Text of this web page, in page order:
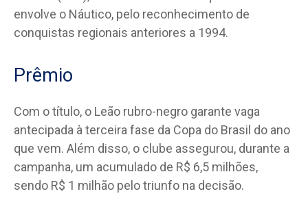
envolve o Náutico, pelo reconhecimento de
conquistas regionais anteriores a 1994.
Prêmio
Com o título, o Leão rubro-negro garante vaga
antecipada à terceira fase da Copa do Brasil do ano
que vem. Além disso, o clube assegurou, durante a
campanha, um acumulado de R$ 6,5 milhões,
sendo R$ 1 milhão pelo triunfo na decisão.